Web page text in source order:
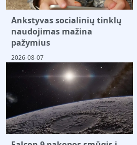
Ankstyvas socialinių tinklų
naudojimas mažina
pažymius
2026-08-07